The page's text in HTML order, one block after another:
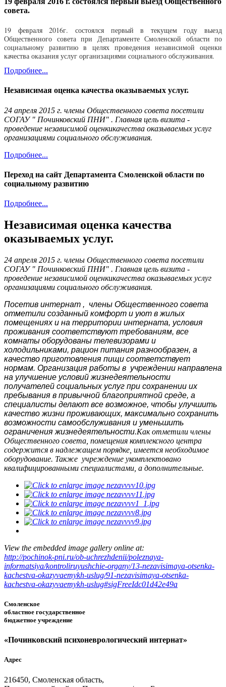
совета.
19 февраля 2016г. состоялся первый в текущем году выезд
Общественного совета при Департаменте Смоленской области по
социальному развитию в целях проведения независимой оценки
качества оказания услуг организациями социального обслуживания.
Подробнее...
Независимая оценка качества оказываемых услуг.
24 апреля 2015 г. члены Общественного совета посетили
СОГАУ " Починковский ПНИ" . Главная цель визита -
проведение независимой оценкикачества оказываемых услуг
организациями социального обслуживания.
Подробнее...
Переход на сайт Департамента Смоленской области по
социальному развитию
Подробнее...
Независимая оценка качества
оказываемых услуг.
24 апреля 2015 г. члены Общественного совета посетили
СОГАУ " Починковский ПНИ" . Главная цель визита -
проведение независимой оценкикачества оказываемых услуг
организациями социального обслуживания.
Посетив интернат , члены Общественного совета
отметили созданный комфорт и уют в жилых
помещениях и на территории интерната, условия
проживания соответствуют требованиям, все
комнаты оборудованы телевизорами и
холодильниками, рацион питания разнообразен, а
качество приготовления пищи соответствует
нормам. Организация работы в учреждении направлена
на улучшение условий жизнедеятельности
получателей социальных услуг при сохранении их
пребывания в привычной благоприятной среде, а
специалисты делают все возможное, чтобы улучшить
качество жизни проживающих, максимально сохранить
возможности самообслуживания и уменьшить
ограничения жизнедеятельности.Как отметили члены
Общественного совета, помещения комплексного центра
содержится в надлежащем порядке, имеется необходимое
оборудование. Также учреждение укомплектовано
квалифицированными специалистами, а дополнительные.
View the embedded image gallery online at:
http://pochinok-pni.ru/ob-uchrezhdenii/poleznaya-
informatsiya/kontroliruyushchie-organy/13-nezavisimaya-otsenka-
kachestva-okazyvaemykh-uslug/91-nezavisimaya-otsenka-
kachestva-okazyvaemykh-uslug#sigFreeIdc01d42e49a
Смоленское
областное государственное
бюджетное учреждение
«Починковский психоневрологический интернат»
Адрес
216450, Смоленская область,